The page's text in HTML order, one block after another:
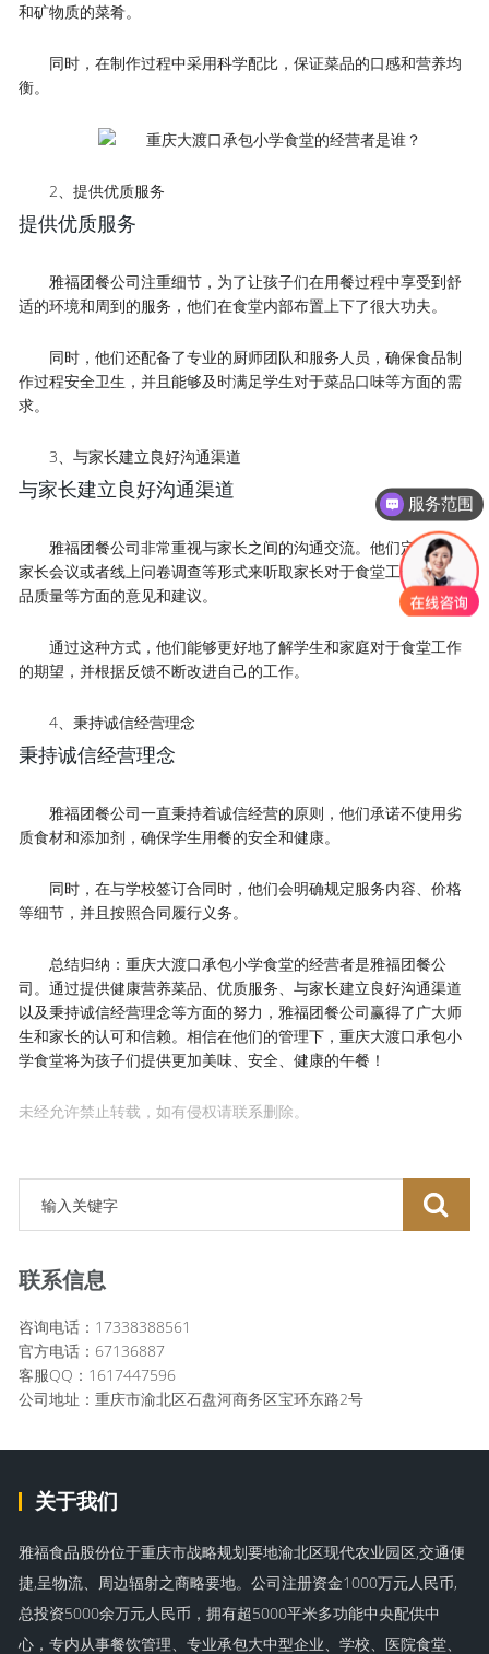
和矿物质的菜肴。
同时，在制作过程中采用科学配比，保证菜品的口感和营养均
衡。
2、提供优质服务
提供优质服务
雅福团餐公司注重细节，为了让孩子们在用餐过程中享受到舒
适的环境和周到的服务，他们在食堂内部布置上下了很大功夫。
同时，他们还配备了专业的厨师团队和服务人员，确保食品制
作过程安全卫生，并且能够及时满足学生对于菜品口味等方面的需
求。
3、与家长建立良好沟通渠道
与家长建立良好沟通渠道
雅福团餐公司非常重视与家长之间的沟通交流。他们定期组织
家长会议或者线上问卷调查等形式来听取家长对于食堂工作以及菜
品质量等方面的意见和建议。
通过这种方式，他们能够更好地了解学生和家庭对于食堂工作
的期望，并根据反馈不断改进自己的工作。
4、秉持诚信经营理念
秉持诚信经营理念
雅福团餐公司一直秉持着诚信经营的原则，他们承诺不使用劣
质食材和添加剂，确保学生用餐的安全和健康。
同时，在与学校签订合同时，他们会明确规定服务内容、价格
等细节，并且按照合同履行义务。
总结归纳：重庆大渡口承包小学食堂的经营者是雅福团餐公
司。通过提供健康营养菜品、优质服务、与家长建立良好沟通渠道
以及秉持诚信经营理念等方面的努力，雅福团餐公司赢得了广大师
生和家长的认可和信赖。相信在他们的管理下，重庆大渡口承包小
学食堂将为孩子们提供更加美味、安全、健康的午餐！
未经允许禁止转载，如有侵权请联系删除。
联系信息
咨询电话：17338388561
官方电话：67136887
客服QQ：1617447596
公司地址：重庆市渝北区石盘河商务区宝环东路2号
关于我们
雅福食品股份位于重庆市战略规划要地渝北区现代农业园区,交通便
捷,呈物流、周边辐射之商略要地。公司注册资金1000万元人民币,
总投资5000余万元人民币，拥有超5000平米多功能中央配供中
心，专内从事餐饮管理、专业承包大中型企业、学校、医院食堂、
服务范围